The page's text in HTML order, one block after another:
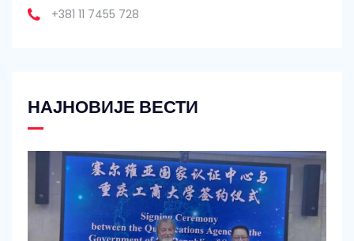
+381 11 7455 728
НАЈНОВИЈЕ ВЕСТИ